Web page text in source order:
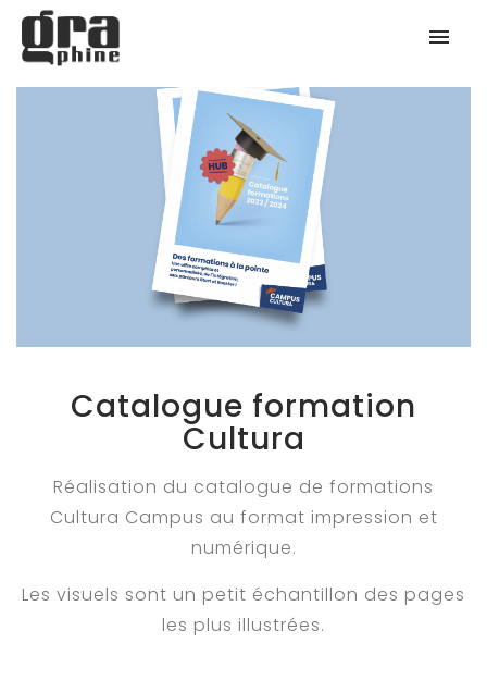
Catalogue formation
Cultura
Réalisation du catalogue de formations
Cultura Campus au format impression et
numérique.
Les visuels sont un petit échantillon des pages
les plus illustrées.